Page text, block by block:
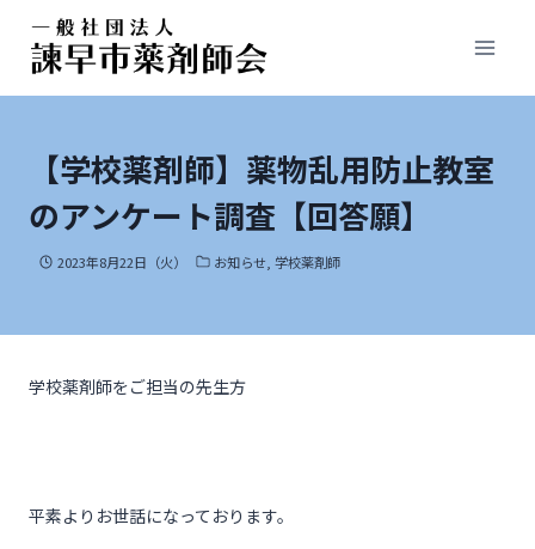
【学校薬剤師】薬物乱用防止教室
のアンケート調査【回答願】
2023年8月22日（火） お知らせ 学校薬剤師
学校薬剤師をご担当の先生方
平素よりお世話になっております。